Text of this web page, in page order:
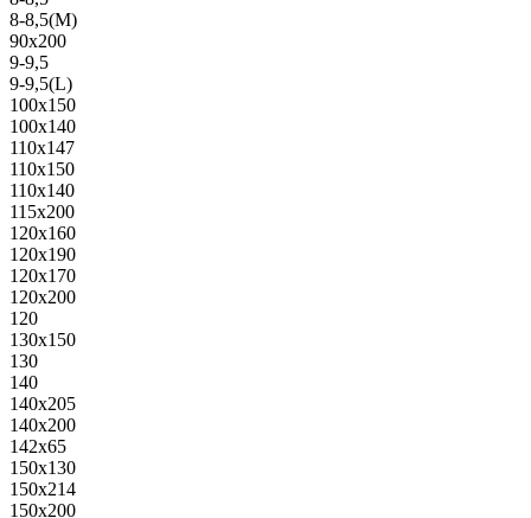
8-8,5(M)
90х200
9-9,5
9-9,5(L)
100х150
100х140
110х147
110х150
110х140
115х200
120х160
120х190
120х170
120х200
120
130х150
130
140
140х205
140х200
142х65
150х130
150х214
150х200